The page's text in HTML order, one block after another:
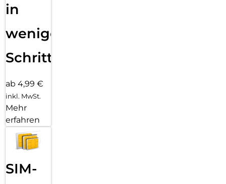
in
wenigen
Schritten
ab 4,99 €
inkl. MwSt.
Mehr
erfahren
SIM-